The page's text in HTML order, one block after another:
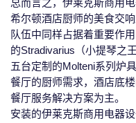
总而言之，伊莱克斯商用
希尔顿酒店厨师的美食交
队伍中同样占据着重要作
的Stradivarius（小提琴之王
五台定制的Molteni系列炉
餐厅的厨师需求，酒店底
餐厅服务解决方案为主。
安装的伊莱克斯商用电器